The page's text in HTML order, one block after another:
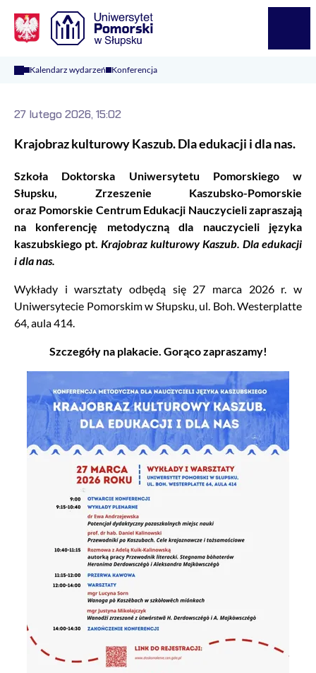
Kalendarz wydarzeń Konferencja
Krajobraz kulturowy Kaszub. Dla edukacji i dla nas.
27 lutego 2026, 15:02
Szkoła Doktorska Uniwersytetu Pomorskiego w
Słupsku, Zrzeszenie Kaszubsko-Pomorskie
oraz Pomorskie Centrum Edukacji Nauczycieli zapraszają
na konferencję metodyczną dla nauczycieli języka
kaszubskiego pt. Krajobraz kulturowy Kaszub. Dla edukacji
i dla nas.
Wykłady i warsztaty odbędą się 27 marca 2026 r. w
Uniwersytecie Pomorskim w Słupsku, ul. Boh. Westerplatte
64, aula 414.
Szczegóły na plakacie. Gorąco zapraszamy!